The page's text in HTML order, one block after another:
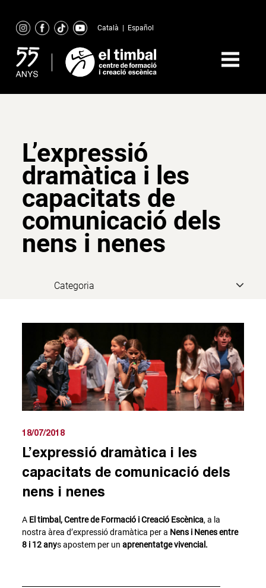
content
Català Español
L’expressió
dramàtica i les
capacitats de
comunicació dels
nens i nenes
18/07/2018
L’expressió dramàtica i les
capacitats de comunicació dels
nens i nenes
A El timbal, Centre de Formació i Creació Escènica, a la
nostra àrea d’expressió dramàtica per a Nens i Nenes entre
8 i 12 anys apostem per unaprenentatge vivencial.